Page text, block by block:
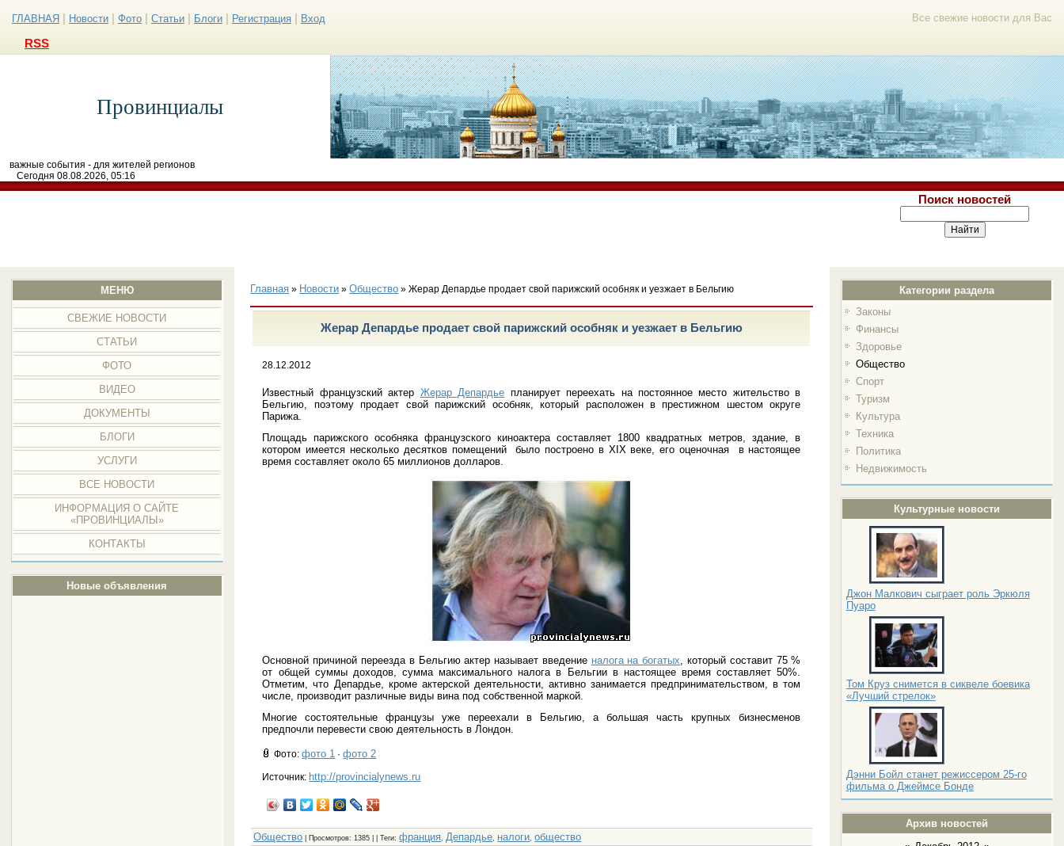
Все свежие новости для Вас
ГЛАВНАЯ Новости Фото Статьи Блоги Регистрация Вход
RSS
Провинциалы
важные события - для жителей регионов
Сегодня 08.08.2026, 05:16
Поиск новостей
МЕНЮ
СВЕЖИЕ НОВОСТИ
СТАТЬИ
ФОТО
ВИДЕО
ДОКУМЕНТЫ
БЛОГИ
УСЛУГИ
ВСЕ НОВОСТИ
ИНФОРМАЦИЯ О САЙТЕ
«ПРОВИНЦИАЛЫ»
КОНТАКТЫ
Новые объявления
Категории раздела
Законы
Финансы
Здоровье
Общество
Спорт
Туризм
Культура
Техника
Политика
Недвижимость
Культурные новости
Джон Малкович сыграет роль Эркюля
Пуаро
Том Круз снимется в сиквеле боевика
«Лучший стрелок»
Дэнни Бойл станет режиссером 25-го
фильма о Джеймсе Бонде
Архив новостей
Главная » Новости »Общество » Жерар Депардье продает свой парижский особняк и уезжает в Бельгию
Жерар Депардье продает свой парижский особняк и уезжает в Бельгию
28.12.2012
Известный французский актер Жерар Депардье планирует переехать на постоянное место жительство в
Бельгию, поэтому продает свой парижский особняк, который расположен в престижном шестом округе
Парижа.
Площадь парижского особняка французского киноактера составляет 1800 квадратных метров, здание, в
котором имеется несколько десятков помещений
было построено в XIXвеке, его оценочная
в настоящее
время составляет около 65 миллионов долларов.
Основной причиной переезда в Бельгию актер называет введение налога на богатых, который составит 75 %
от общей суммы доходов, сумма максимального налога в Бельгии в настоящее время составляет 50%.
Отметим, что Депардье, кроме актерской деятельности, активно занимается предпринимательством, в том
числе, производит различные виды вина под собственной маркой.
Многие состоятельные французы уже переехали в Бельгию, а большая часть крупных бизнесменов
предпочли перевести свою деятельность в Лондон.
Фото:фото 1 ·фото 2
Источник: http://provincialynews.ru
Общество Просмотров: 1385 | |Теги:франция,Депардье, налоги,общество